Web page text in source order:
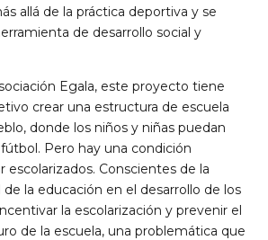
allá de la práctica deportiva y se
de desarrollo social y
Egala, este proyecto tiene
crear una estructura de escuela
donde los niños y niñas puedan
Pero hay una condición
escolarizados. Conscientes de la
la educación en el desarrollo de los
la escolarización y prevenir el
de la escuela, una problemática que